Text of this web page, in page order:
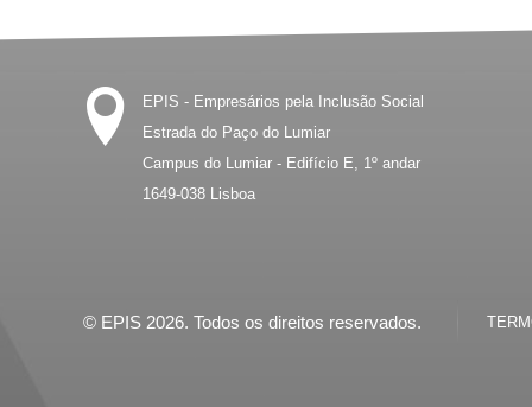
EPIS - Empresários pela Inclusão Social
Estrada do Paço do Lumiar
Campus do Lumiar - Edifício E, 1º andar
1649-038 Lisboa
© EPIS 2026. Todos os direitos reservados.